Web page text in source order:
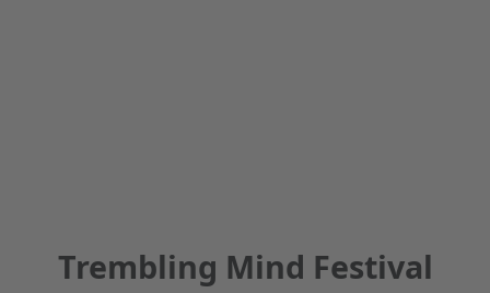
Trembling Mind Festival